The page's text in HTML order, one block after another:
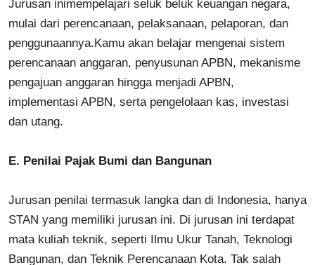
Jurusan inimempelajari seluk beluk keuangan negara,
mulai dari perencanaan, pelaksanaan, pelaporan, dan
penggunaannya.Kamu akan belajar mengenai sistem
perencanaan anggaran, penyusunan APBN, mekanisme
pengajuan anggaran hingga menjadi APBN,
implementasi APBN, serta pengelolaan kas, investasi
dan utang.
E. Penilai Pajak Bumi dan Bangunan
Jurusan penilai termasuk langka dan di Indonesia, hanya
STAN yang memiliki jurusan ini. Di jurusan ini terdapat
mata kuliah teknik, seperti Ilmu Ukur Tanah, Teknologi
Bangunan, dan Teknik Perencanaan Kota. Tak salah